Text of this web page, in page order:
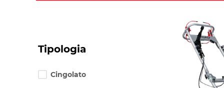
Select
options
After
change
Tipologia
Cingolato